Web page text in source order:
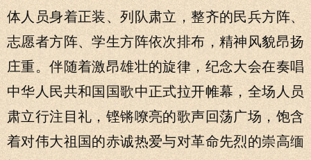
体人员身着正装、列队肃立，整齐的民兵方阵、
志愿者方阵、学生方阵依次排布，精神风貌昂扬
庄重。伴随着激昂雄壮的旋律，纪念大会在奏唱
中华人民共和国国歌中正式拉开帷幕，全场人员
肃立行注目礼，铿锵嘹亮的歌声回荡广场，饱含
着对伟大祖国的赤诚热爱与对革命先烈的崇高缅